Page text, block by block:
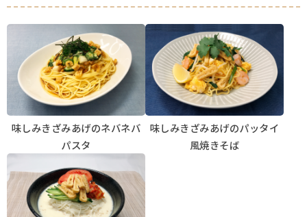
味しみきざみあげのネバネバ
パスタ
味しみきざみあげのパッタイ
風焼きそば